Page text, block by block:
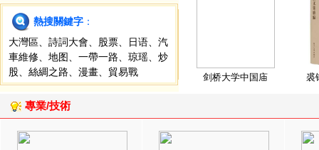
熱搜關鍵字 ：
大灣區
詩詞大會 股票 日语
汽
車維修
地图 一帶一路 琼瑶
炒
股
絲綢之路 漫畫 貿易戰 剑桥大学中国庙 裘
專業/技術